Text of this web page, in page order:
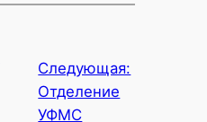
Следующая:
Отделение
УФМС